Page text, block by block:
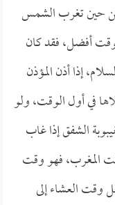
من حين تغرب الشمس
أفضل، فقد كان
إذا أذن المؤذن
في أول الوقت، ولو
الشفق إذا غاب
المغرب، فهو وقت
وقت العشاء إلى